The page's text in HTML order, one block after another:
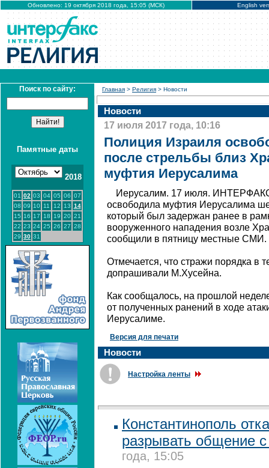
Обновлено: 19 октября 2018 года, 15:05 (МСК) English
Поиск по сайту:
Памятные даты
2018
01 02 03 04 05 06 07
08 09 10 11 12 13 14
15 16 17 18 19 20 21
22 23 24 25 26 27 28
29 30 31
Главная > Религия > Новости
Новости
17 июля 2017 года, 10:16
Полиция Израиля
после стрельбы близ
муфтия Иерусалима
Иерусалим. 17 июля.
освободила муфтия Иерусалима
который был задержан ранее в
вооруженного нападения возле
сообщили в пятницу местные СМИ.
Отмечается, что стражи порядка в
допрашивали М.Хусейна.
Как сообщалось, на прошлой
от полученных ранений в ходе
Иерусалиме.
Версия для печати
Новости
Настройка ленты
Константинополь
разрывать общение
года, 15:05